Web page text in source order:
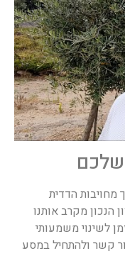
שלכם
מחויבות הדדית
הנכון מקרב אותנו
לשינוי משמעותי
קשר ולהתחיל במסע